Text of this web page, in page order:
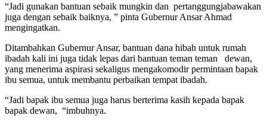
“Jadi gunakan bantuan sebaik mungkin dan pertanggungjabawakan
juga dengan sebaik baiknya, ” pinta Gubernur Ansar Ahmad
mengingatkan.
Ditambahkan Gubernur Ansar, bantuan dana hibah untuk rumah
ibadah kali ini juga tidak lepas dari bantuan teman teman dewan,
yang menerima aspirasi sekaligus mengakomodir permintaan bapak
ibu semua, untuk membantu perbaikan tempat ibadah.
“Jadi bapak ibu semua juga harus berterima kasih kepada bapak
bapak dewan, “imbuhnya.